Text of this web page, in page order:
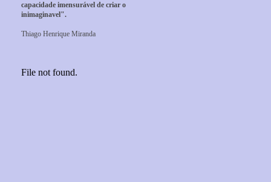
capacidade imensurável de criar o
inimaginavel".
Thiago Henrique Miranda